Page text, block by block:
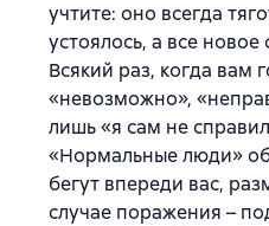
учтите: оно всегда
устоялось, а все новое
Всякий раз, когда вам
«невозможно»,
лишь «я сам не
«Нормальные люди»
бегут впереди вас,
случае поражения –